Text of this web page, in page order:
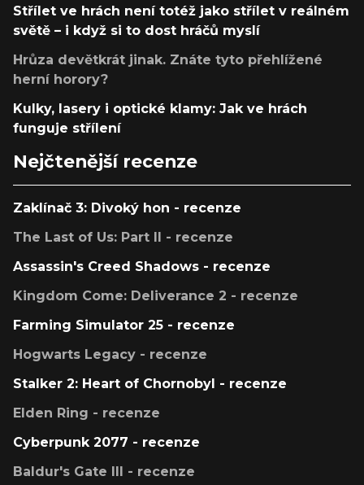
Střílet ve hrách není totéž jako střílet v reálném
světě – i když si to dost hráčů myslí
Hrůza devětkrát jinak. Znáte tyto přehlížené
herní horory?
Kulky, lasery i optické klamy: Jak ve hrách
funguje střílení
Nejčtenější recenze
Zaklínač 3: Divoký hon - recenze
The Last of Us: Part II - recenze
Assassin's Creed Shadows - recenze
Kingdom Come: Deliverance 2 - recenze
Farming Simulator 25 - recenze
Hogwarts Legacy - recenze
Stalker 2: Heart of Chornobyl - recenze
Elden Ring - recenze
Cyberpunk 2077 - recenze
Baldur's Gate III - recenze